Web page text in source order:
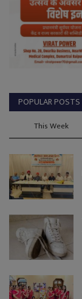
POPULAR POSTS
This Week